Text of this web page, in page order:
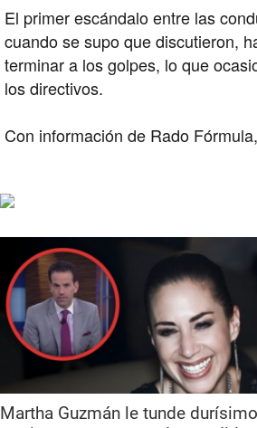
El primer escándalo entre las
cuando se supo que discutieron,
terminar a los golpes, lo que
los directivos.
Con información de Rado
Martha Guzmán le tunde